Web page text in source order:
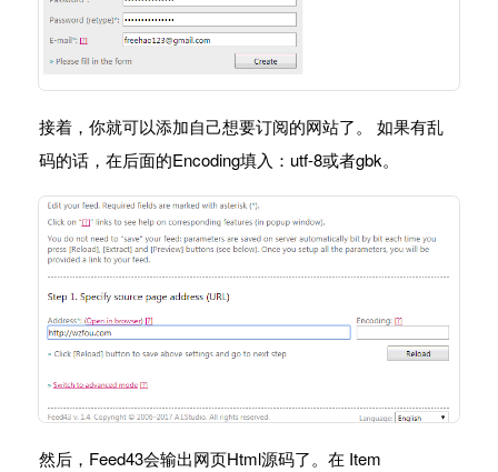
接着，你就可以添加自己想要订阅的网站了。 如果有乱
码的话，在后面的Encoding填入：utf-8或者gbk。
然后，Feed43会输出网页Html源码了。在 Item